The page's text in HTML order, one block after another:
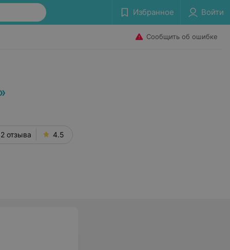
Избранное Войти
Сообщить об ошибке
отзыва 4.5